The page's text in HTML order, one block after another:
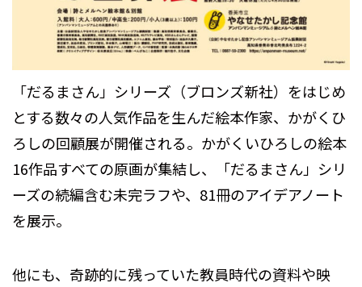
「だるまさん」シリーズ（ブロンズ新社）をはじめ
とする数々の人気作品を生んだ絵本作家、かがくひ
ろしの回顧展が開催される。かがくいひろしの絵本
16作品すべての原画が集結し、「だるまさん」シリ
ーズの続編含む未完ラフや、81冊のアイデアノート
を展示。
他にも、奇跡的に残っていた教員時代の資料や映